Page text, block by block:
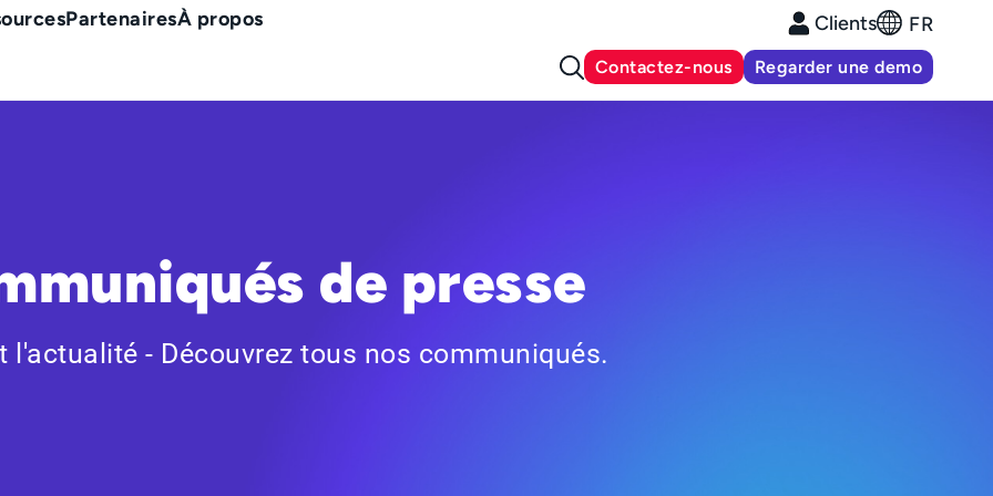
PartenairesÀ propos Clients FR
Contactez-nous Regarder une demo
de presse
l'actualité - Découvrez tous nos communiqués.